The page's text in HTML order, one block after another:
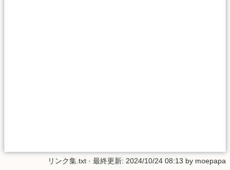
リンク集.txt · 最終更新: 2024/10/24 08:13 by moepapa